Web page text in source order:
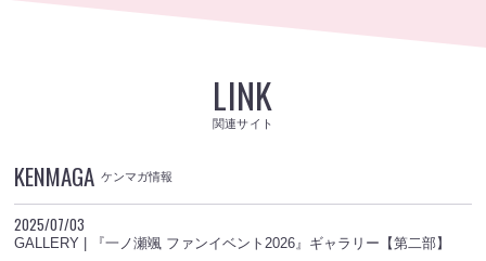
LINK
関連サイト
KENMAGA ケンマガ情報
2025/07/03
GALLERY | 『一ノ瀬颯 ファンイベント2026』ギャラリー【第二部】